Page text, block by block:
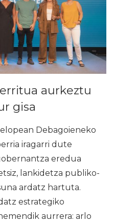
aurkeztu
gisa
lelopean Debagoieneko
iragarri dute
eredua
lankidetza publiko-
ardatz hartuta.
estrategiko
aurrera: arlo